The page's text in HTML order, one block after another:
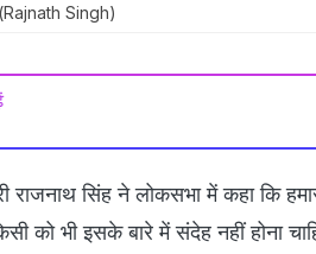
(Rajnath Singh)
राजनाथ सिंह ने लोकसभा में कहा कि
को भी इसके बारे में संदेह नहीं होना